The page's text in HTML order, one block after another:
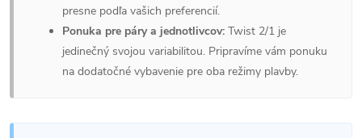
presne podľa vašich preferencií.
Ponuka pre páry a jednotlivcov: Twist 2/1 je
jedinečný svojou variabilitou. Pripravíme vám ponuku
na dodatočné vybavenie pre oba režimy plavby.